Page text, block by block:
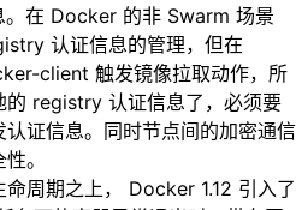
在 Docker 的非 Swarm 场景
认证信息的管理，但在
client 触发镜像拉取动作，所
的 registry 认证信息了，必须要
证信息。同时节点间的加密通信
。
命周期之上， Docker 1.12 引入了